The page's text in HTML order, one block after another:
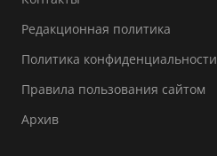
Редакционная политика
Политика конфиденциальности
Правила пользования сайтом
Архив